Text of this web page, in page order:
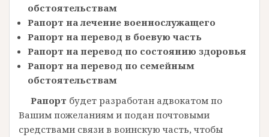
обстоятельствам
Рапорт на лечение военнослужащего
Рапорт на перевод в боевую часть
Рапорт на перевод по состоянию здоровья
Рапорт на перевод по семейным
обстоятельствам
Рапорт будет разработан адвокатом по
Вашим пожеланиям и подан почтовыми
средствами связи в воинскую часть, чтобы